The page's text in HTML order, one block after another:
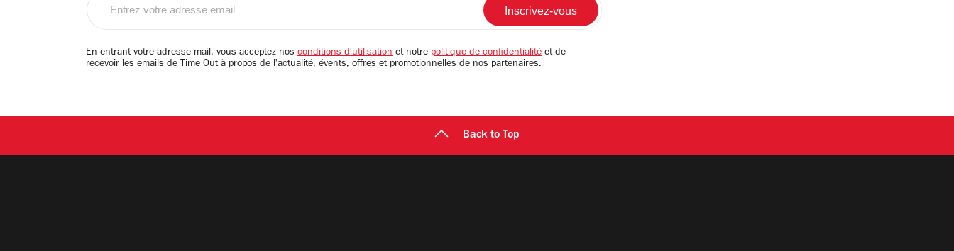
email
En entrant votre adresse mail, vous acceptez nos conditions d'utilisation et notre politique de confidentialité et de
recevoir les emails de Time Out à propos de l'actualité, évents, offres et promotionnelles de nos partenaires.
Back to Top